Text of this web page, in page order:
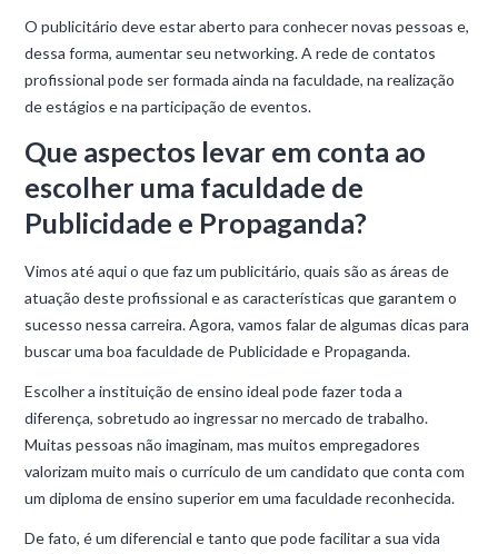
O publicitário deve estar aberto para conhecer novas pessoas e,
dessa forma, aumentar seu networking. A rede de contatos
profissional pode ser formada ainda na faculdade, na realização
de estágios e na participação de eventos.
Que aspectos levar em conta ao
escolher uma faculdade de
Publicidade e Propaganda?
Vimos até aqui o que faz um publicitário, quais são as áreas de
atuação deste profissional e as características que garantem o
sucesso nessa carreira. Agora, vamos falar de algumas dicas para
buscar uma boa faculdade de Publicidade e Propaganda.
Escolher a instituição de ensino ideal pode fazer toda a
diferença, sobretudo ao ingressar no mercado de trabalho.
Muitas pessoas não imaginam, mas muitos empregadores
valorizam muito mais o currículo de um candidato que conta com
um diploma de ensino superior em uma faculdade reconhecida.
De fato, é um diferencial e tanto que pode facilitar a sua vida